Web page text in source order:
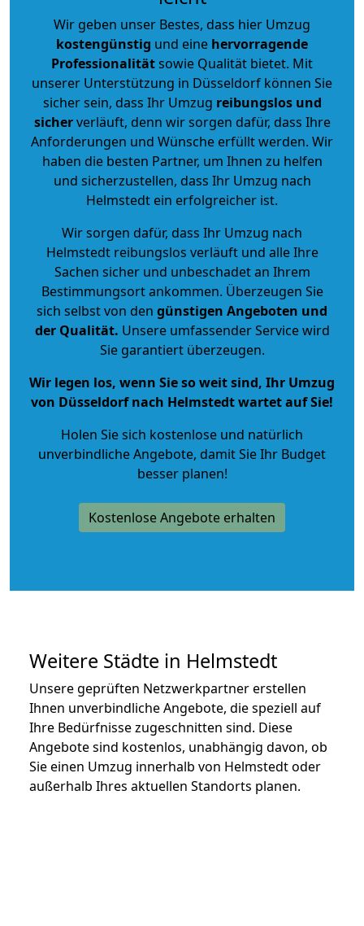
Wir geben unser Bestes, dass hier Umzug
kostengünstig und eine hervorragende
Professionalitätsowie Qualität bietet. Mit
unserer Unterstützung in Düsseldorf können Sie
sicher sein, dass Ihr Umzug reibungslos und
sicherverläuft, denn wir sorgen dafür, dass Ihre
Anforderungen und Wünsche erfüllt werden. Wir
haben die besten Partner, um Ihnen zu helfen
und sicherzustellen, dass Ihr Umzug nach
Helmstedt ein erfolgreicher ist.
Wir sorgen dafür, dass Ihr Umzug nach
Helmstedt reibungslos verläuft und alle Ihre
Sachen sicher und unbeschadet an Ihrem
Bestimmungsort ankommen. Überzeugen Sie
sich selbst von den günstigen Angeboten und
der Qualität. Unsere umfassender Service wird
Sie garantiert überzeugen.
Wir legen los, wenn Sie so weit sind, Ihr Umzug
von Düsseldorf nach Helmstedt wartet auf Sie!
Holen Sie sich kostenlose und natürlich
unverbindliche Angebote, damit Sie Ihr Budget
besser planen!
Kostenlose Angebote erhalten
Weitere Städte in Helmstedt
Unsere geprüften Netzwerkpartner erstellen
Ihnen unverbindliche Angebote, die speziell auf
Ihre Bedürfnisse zugeschnitten sind. Diese
Angebote sind kostenlos, unabhängig davon, ob
Sie einen Umzug innerhalb von Helmstedt oder
außerhalb Ihres aktuellen Standorts planen.